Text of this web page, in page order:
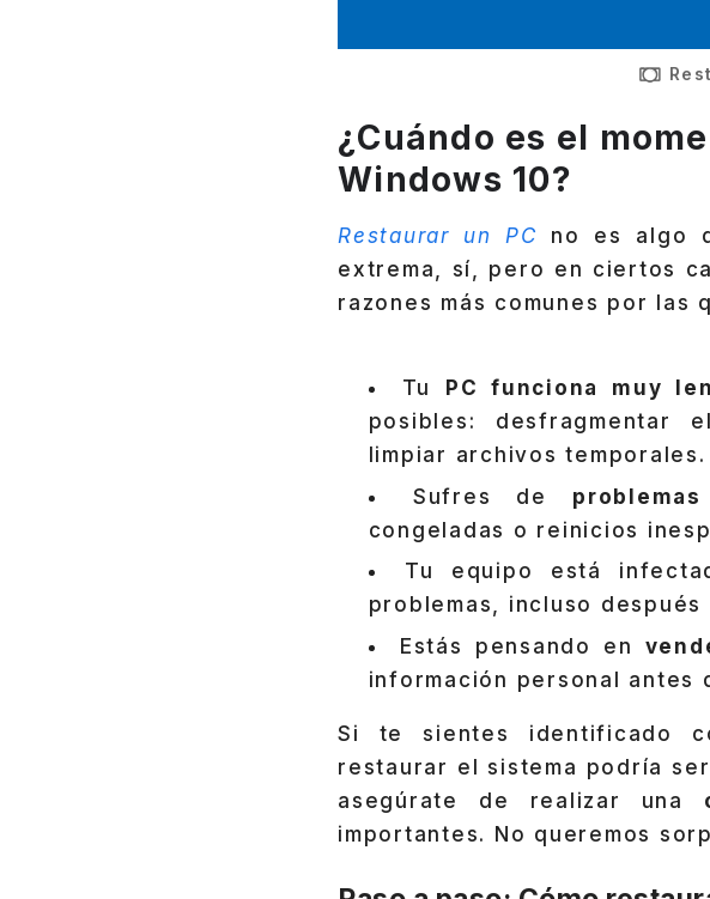
¿Cuándo es el
Windows 10?
Restaurar un PC no es algo
extrema, sí, pero en ciertos
razones más comunes por las
Tu PC funciona muy
posibles: desfragmentar
limpiar archivos temporales.
Sufres de
congeladas o reinicios
Tu equipo está
problemas, incluso
Estás pensando en
información personal antes
Si te sientes identificado
restaurar el sistema podría
asegúrate de realizar una
importantes. No queremos